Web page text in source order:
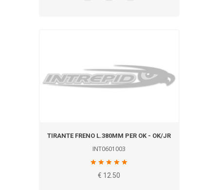
TIRANTE FRENO L.380MM PER OK - OK/JR
INT0601003
€ 12.50